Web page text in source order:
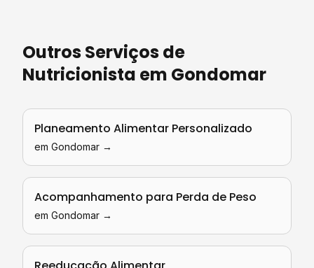
Outros Serviços de
Nutricionista em Gondomar
Planeamento Alimentar Personalizado
em Gondomar →
Acompanhamento para Perda de Peso
em Gondomar →